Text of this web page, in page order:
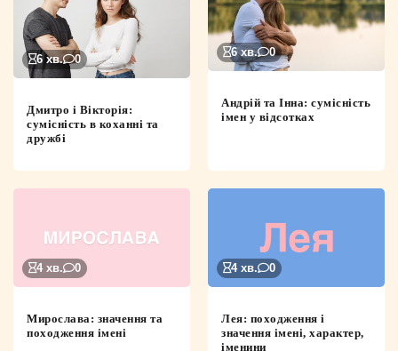
6 хв. 0
Дмитро і Вікторія:
сумісність в коханні та
дружбі
6 хв. 0
Андрій та Інна: сумісність
імен у відсотках
4 хв. 0
Мирослава: значення та
походження імені
4 хв. 0
Лея: походження і
значення імені, характер,
іменини